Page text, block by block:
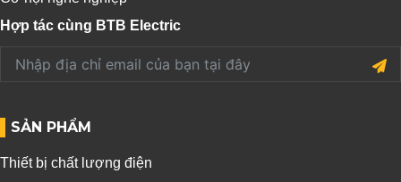
Hợp tác cùng BTB Electric
SẢN PHẨM
Thiết bị chất lượng điện